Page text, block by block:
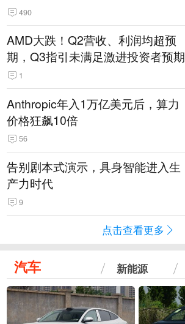
490
AMD大跌！Q2营收、利润均超预
期，Q3指引未满足激进投资者预期
1
Anthropic年入1万亿美元后，算力
价格狂飙10倍
56
告别剧本式演示，具身智能进入生
产力时代
9
点击查看更多
汽车 新能源